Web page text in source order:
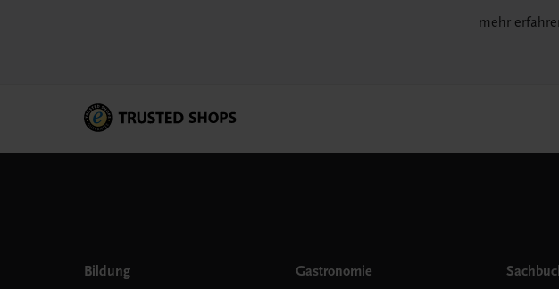
mehr
Bildung Gastronomie